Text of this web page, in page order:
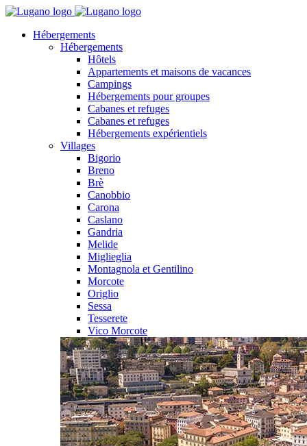
Hébergements
Hébergements
Hôtels
Appartements et maisons de vacances
Campings
Hébergements pour groupes
Cabanes et refuges
Cabanes et refuges
Hébergements expérientiels
Villages
Bigorio
Breno
Brè
Canobbio
Carona
Caslano
Gandria
Melide
Miglieglia
Montagnola et Gentilino
Morcote
Origlio
Sessa
Tesserete
Vico Morcote